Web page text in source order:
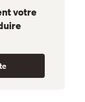
votre